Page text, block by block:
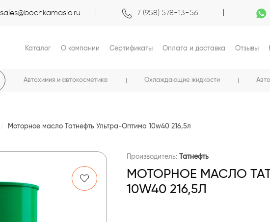
sales@bochkamaslo.ru 7 (958) 578-13-56
Каталог О компании Сертификаты Оплата и доставка Отзывы
Автохимия и автокосметика Охлаждающие жидкости
Моторное масло Татнефть Ультра-Оптима 10w40 216,5л
Производитель: Татнефть
МОТОРНОЕ МАСЛО
10W40 216,5Л